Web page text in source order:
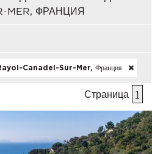
MER, ФРАНЦИЯ
Canadel-Sur-Mer, Франция
Страница 1